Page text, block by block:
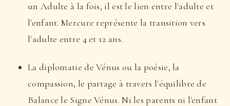
un Adulte à la fois, il est le lien entre l'adulte et
l'enfant. Mercure représente la transition vers
l'adulte entre 4 et 12 ans.
La diplomatie de Vénus ou la poésie, la
compassion, le partage à travers l'équilibre de
Balance le Signe Vénus. Ni les parents ni l'enfant